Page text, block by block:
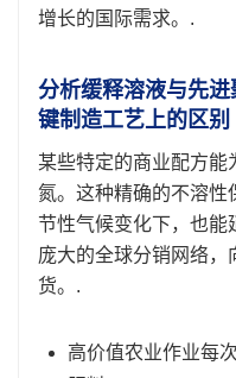
增长的国际需求。.
分析缓释溶液与先
键制造工艺上的区别
某些特定的商业配方能
氮。这种精确的不溶性
节性气候变化下，也能
庞大的全球分销网络，
货。.
高价值农业作业每